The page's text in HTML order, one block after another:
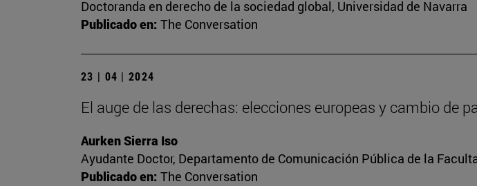
Doctoranda en derecho de la sociedad global, Universidad de Navarra
Publicado en: The Conversation
23 | 04 | 2024
El auge de las derechas: elecciones europeas y cambio de
Aurken Sierra Iso
Ayudante Doctor, Departamento de Comunicación Pública de la
Publicado en: The Conversation